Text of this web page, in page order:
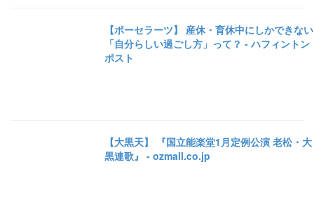
【ポーセラーツ】 産休・育休中にしかできない
「自分らしい過ごし方」って？ - ハフィントン
ポスト
【大黒天】 『国立能楽堂1月定例公演 老松・大
黒連歌』 - ozmall.co.jp